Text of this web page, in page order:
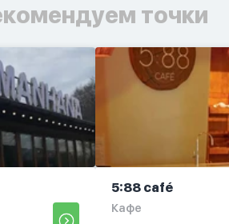
точки
5:88 café
Кафе